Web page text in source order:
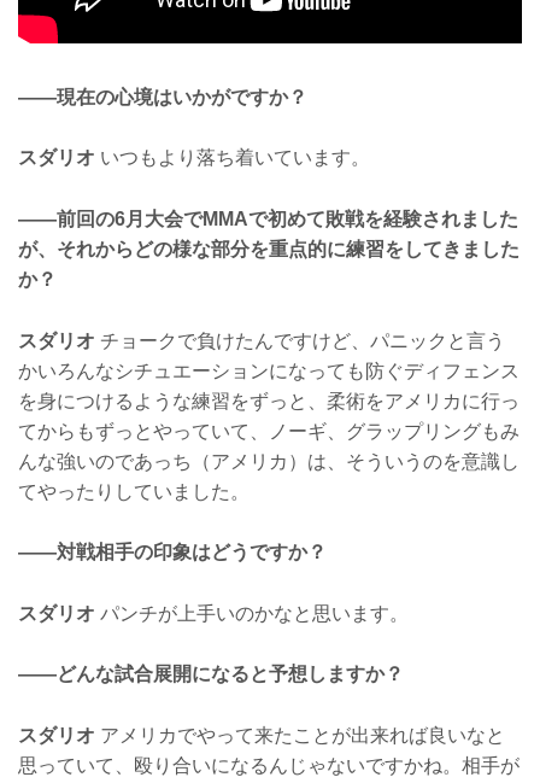
——現在の心境はいかがですか？
スダリオ いつもより落ち着いています。
——前回の6月大会でMMAで初めて敗戦を経験されました
が、それからどの様な部分を重点的に練習をしてきました
か？
スダリオ チョークで負けたんですけど、パニックと言う
かいろんなシチュエーションになっても防ぐディフェンス
を身につけるような練習をずっと、柔術をアメリカに行っ
てからもずっとやっていて、ノーギ、グラップリングもみ
んな強いのであっち（アメリカ）は、そういうのを意識し
てやったりしていました。
——対戦相手の印象はどうですか？
スダリオ パンチが上手いのかなと思います。
——どんな試合展開になると予想しますか？
スダリオ アメリカでやって来たことが出来れば良いなと
思っていて、殴り合いになるんじゃないですかね。相手が